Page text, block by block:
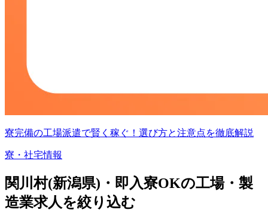
寮完備の工場派遣で賢く稼ぐ！選び方と注意点を徹底解説
寮・社宅情報
関川村(新潟県)・即入寮OKの工場・製
造業求人を絞り込む